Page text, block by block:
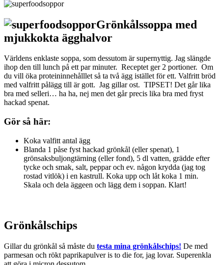
Grönkålssoppa med
mjukkokta ägghalvor
Världens enklaste soppa, som dessutom är supernyttig. Jag slängde
ihop den till lunch på ett par minuter. Receptet ger 2 portioner. Om
du vill öka proteininnehålllet så ta två ägg istället för ett. Valfritt bröd
med valfritt pålägg till är gott. Jag gillar ost. TIPSET! Det går lika
bra med selleri… ha ha, nej men det går precis lika bra med fryst
hackad spenat.
Gör så här:
Koka valfitt antal ägg
Blanda 1 påse fyst hackad grönkål (eller spenat), 1
grönsaksbuljongtärning (eller fond), 5 dl vatten, grädde efter
tycke och smak, salt, peppar och ev. någon krydda (jag tog
rostad vitlök) i en kastrull. Koka upp och låt koka 1 min.
Skala och dela äggeen och lägg dem i soppan. Klart!
Grönkålschips
Gillar du grönkål så måste du testa mina grönkålschips! De med
parmesan och rökt paprikapulver is to die for, jag lovar. Superenkla